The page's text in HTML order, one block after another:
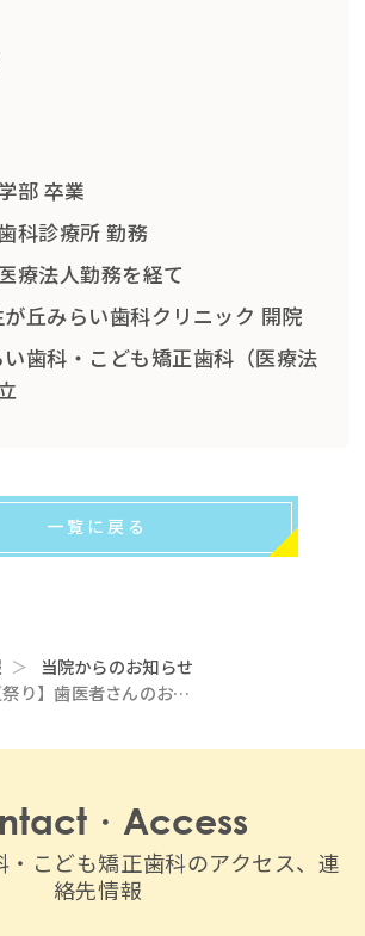
部 卒業
科診療所 勤務
療法人勤務を経て
丘みらい歯科クリニック 開院
歯科・こども矯正歯科（医療法
一覧に戻る
当院からのお知らせ
【みらい歯科夏祭り】歯医者さんのお仕事…
・Access
・こども矯正歯科のアクセス、連
絡先情報